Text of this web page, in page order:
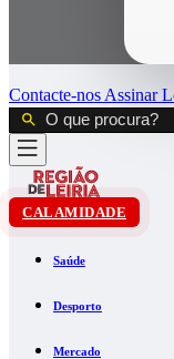
Contacte-nos Assinar
CALAMIDADE
Saúde
Desporto
Mercado